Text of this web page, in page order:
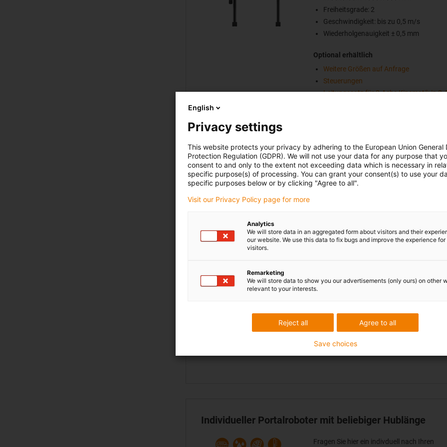
Freiheitsgrade: 2
Geschwindigkeit: bis zu 0,5 m/s
Wiederholgenauigkeit ± 0,5 mm
Optional erhältlich
Weitere Größen auf Anfrage
Steuerungen
Leitungssatz für 2-Achs Kinematik in 3,
Flächenportalroboter | DLE-FG-0001 | Arbeitsraum 300
Arbeitsraum 300 x 300 mm
Freiheitsgrade: 2
Optional erhältlich
Steuerungen
Leitungssatz für 2-Achs Kinematik in 3, 5
10 m
Individueller Portalroboter mit beliebiger Hublänge
Fragen Sie hier ein indivduell nach Ihren
English
Privacy settings
This website protects your privacy by adhering to the European Union General
Protection Regulation (GDPR). We will not use your data for any purpose that
consent to and only to the extent not exceeding data which is necessary in
specific purpose(s) of processing. You can grant your consent(s) to use your
specific purposes below or by clicking "Agree to all".
Visit our Privacy Policy page for more
Analytics
We will store data in an aggregated form about visitors and their
our website. We use this data to fix bugs and improve the experience for
visitors.
Remarketing
We will store data to show you our advertisements (only ours) on other
relevant to your interests.
Agree to all
Reject all
Save choices